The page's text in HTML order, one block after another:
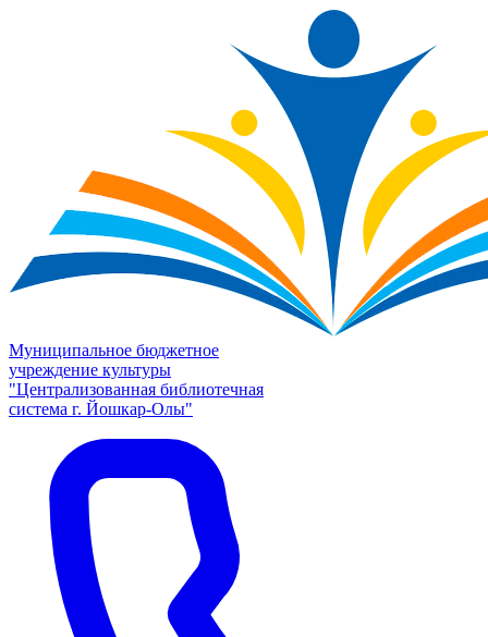
Муниципальное бюджетное
учреждение культуры
"Централизованная библиотечная
система г. Йошкар-Олы"